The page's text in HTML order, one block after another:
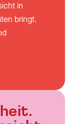
in
bringt.